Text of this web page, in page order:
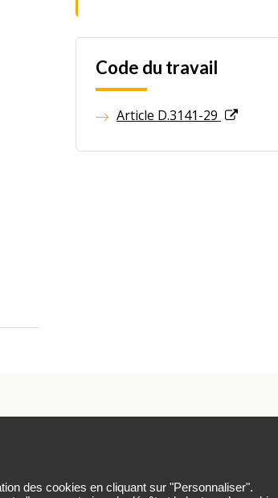
des cookies en cliquant sur "Personnaliser".
Code du travail
Article D.3141-29
Nous contacter